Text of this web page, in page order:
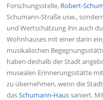
Forschungsstelle, Robert-
Schumann-Straße usw.,
und Wertschätzung ihn auch
Wohnhauses mit einer darin
musikalischen
haben deshalb der Stadt
musealen Erinnerungsstätte
zu übernehmen, wenn die
dasSchumann-Haussaniert.